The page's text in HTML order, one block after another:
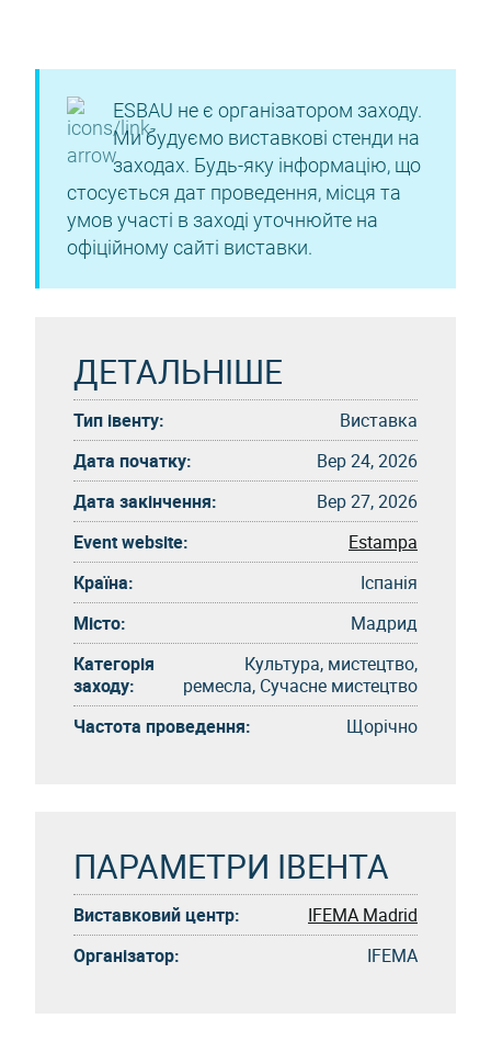
ESBAU не є організатором заходу.
Ми будуємо виставкові стенди на
заходах. Будь-яку інформацію, що
стосується дат проведення, місця та
умов участі в заході уточнюйте на
офіційному сайті виставки.
ДЕТАЛЬНІШЕ
Тип івенту:
Виставка
Дата початку:
Вер 24, 2026
Дата закінчення:
Вер 27, 2026
Event website:
Estampa
Країна:
Іспанія
Місто:
Мадрид
Категорія
заходу:
Культура, мистецтво,
ремесла, Сучасне мистецтво
Частота проведення:
Щорічно
ПАРАМЕТРИ ІВЕНТА
Виставковий центр:
IFEMA Madrid
Організатор:
IFEMA